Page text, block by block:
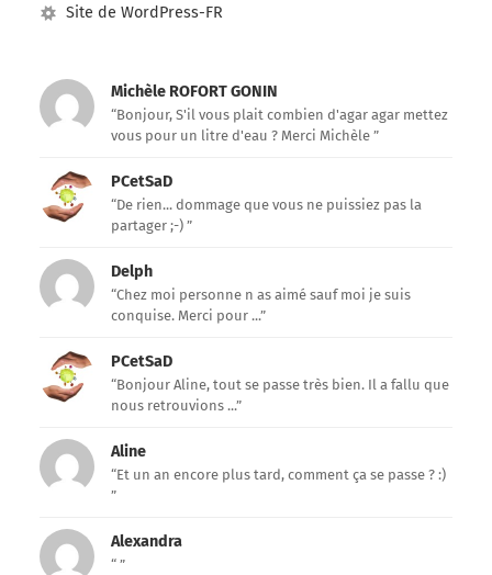
Site de WordPress-FR
Michèle ROFORT GONIN
“Bonjour, S'il vous plait combien d'agar agar mettez
vous pour un litre d'eau ? Merci Michèle ”
PCetSaD
“De rien... dommage que vous ne puissiez pas la
partager ;-) ”
Delph
“Chez moi personne n as aimé sauf moi je suis
conquise. Merci pour ...”
PCetSaD
“Bonjour Aline, tout se passe très bien. Il a fallu que
nous retrouvions ...”
Aline
“Et un an encore plus tard, comment ça se passe ? :)
”
Alexandra
“ ”